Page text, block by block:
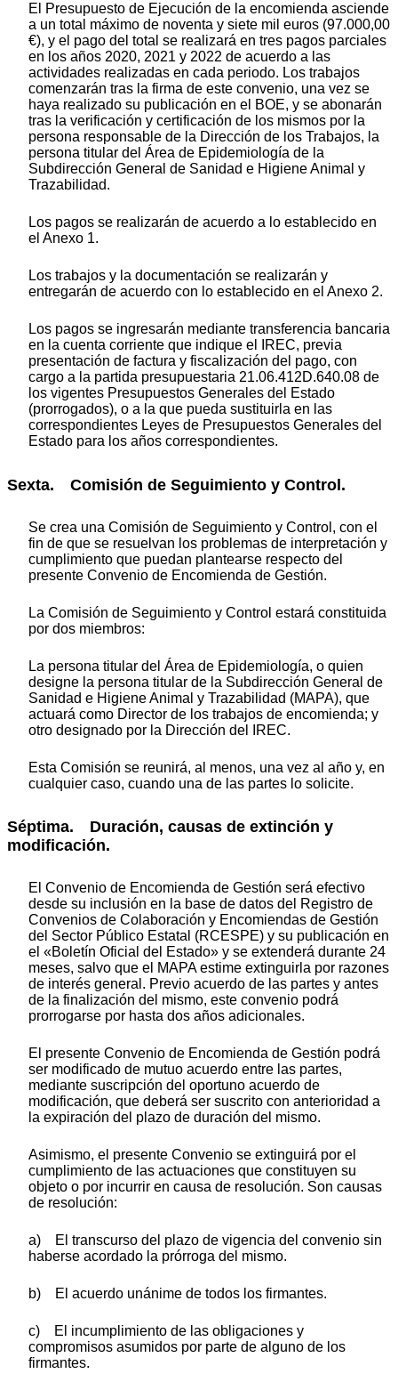
El Presupuesto de Ejecución de la encomienda asciende
a un total máximo de noventa y siete mil euros (97.000,00
€), y el pago del total se realizará en tres pagos parciales
en los años 2020, 2021 y 2022 de acuerdo a las
actividades realizadas en cada periodo. Los trabajos
comenzarán tras la firma de este convenio, una vez se
haya realizado su publicación en el BOE, y se abonarán
tras la verificación y certificación de los mismos por la
persona responsable de la Dirección de los Trabajos, la
persona titular del Área de Epidemiología de la
Subdirección General de Sanidad e Higiene Animal y
Trazabilidad.
Los pagos se realizarán de acuerdo a lo establecido en
el Anexo 1.
Los trabajos y la documentación se realizarán y
entregarán de acuerdo con lo establecido en el Anexo 2.
Los pagos se ingresarán mediante transferencia bancaria
en la cuenta corriente que indique el IREC, previa
presentación de factura y fiscalización del pago, con
cargo a la partida presupuestaria 21.06.412D.640.08 de
los vigentes Presupuestos Generales del Estado
(prorrogados), o a la que pueda sustituirla en las
correspondientes Leyes de Presupuestos Generales del
Estado para los años correspondientes.
Sexta. Comisión de Seguimiento y Control.
Se crea una Comisión de Seguimiento y Control, con el
fin de que se resuelvan los problemas de interpretación y
cumplimiento que puedan plantearse respecto del
presente Convenio de Encomienda de Gestión.
La Comisión de Seguimiento y Control estará constituida
por dos miembros:
La persona titular del Área de Epidemiología, o quien
designe la persona titular de la Subdirección General de
Sanidad e Higiene Animal y Trazabilidad (MAPA), que
actuará como Director de los trabajos de encomienda; y
otro designado por la Dirección del IREC.
Esta Comisión se reunirá, al menos, una vez al año y, en
cualquier caso, cuando una de las partes lo solicite.
Séptima. Duración, causas de extinción y
modificación.
El Convenio de Encomienda de Gestión será efectivo
desde su inclusión en la base de datos del Registro de
Convenios de Colaboración y Encomiendas de Gestión
del Sector Público Estatal (RCESPE) y su publicación en
el «Boletín Oficial del Estado» y se extenderá durante 24
meses, salvo que el MAPA estime extinguirla por razones
de interés general. Previo acuerdo de las partes y antes
de la finalización del mismo, este convenio podrá
prorrogarse por hasta dos años adicionales.
El presente Convenio de Encomienda de Gestión podrá
ser modificado de mutuo acuerdo entre las partes,
mediante suscripción del oportuno acuerdo de
modificación, que deberá ser suscrito con anterioridad a
la expiración del plazo de duración del mismo.
Asimismo, el presente Convenio se extinguirá por el
cumplimiento de las actuaciones que constituyen su
objeto o por incurrir en causa de resolución. Son causas
de resolución:
a) El transcurso del plazo de vigencia del convenio sin
haberse acordado la prórroga del mismo.
b) El acuerdo unánime de todos los firmantes.
c) El incumplimiento de las obligaciones y
compromisos asumidos por parte de alguno de los
firmantes.